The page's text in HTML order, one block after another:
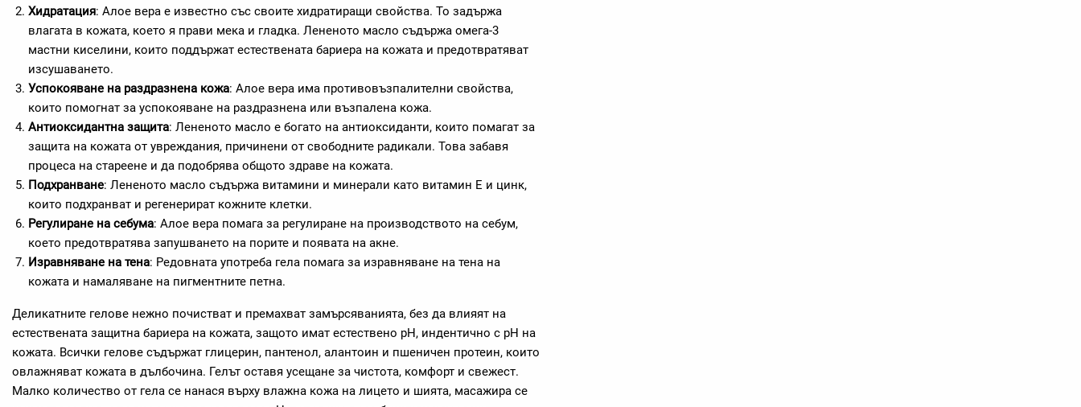
Хидратация: Алое вера е известно със своите хидратиращи свойства. То задържа
влагата в кожата, което я прави мека и гладка. Лененото масло съдържа омега-3
мастни киселини, които поддържат естествената бариера на кожата и предотвратяват
изсушаването.
Успокояване на раздразнена кожа: Алое вера има противовъзпалителни свойства,
които помогнат за успокояване на раздразнена или възпалена кожа.
Антиоксидантна защита: Лененото масло е богато на антиоксиданти, които помагат за
защита на кожата от увреждания, причинени от свободните радикали. Това забавя
процеса на стареене и да подобрява общото здраве на кожата.
Подхранване: Лененото масло съдържа витамини и минерали като витамин Е и цинк,
които подхранват и регенерират кожните клетки.
Регулиране на себума: Алое вера помага за регулиране на производството на себум,
което предотвратява запушването на порите и появата на акне.
Изравняване на тена: Редовната употреба гела помага за изравняване на тена на
кожата и намаляване на пигментните петна.
Деликатните гелове нежно почистват и премахват замърсяванията, без да влияят на
естествената защитна бариера на кожата, защото имат естествено pH, индентично с pH на
кожата. Всички гелове съдържат глицерин, пантенол, алантоин и пшеничен протеин, които
овлажняват кожата в дълбочина. Гелът оставя усещане за чистота, комфорт и свежест.
Малко количество от гела се нанася върху влажна кожа на лицето и шията, масажира се